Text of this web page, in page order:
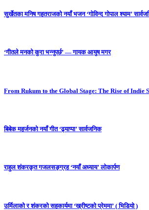
सुर्खेतका मनिष गहतराजको नयाँ भजन ‘गोविन्द गोपाल श्याम’
‘गीतले मनको कुरा भन्नुपर्छ’ — गायक आयुष मगर
From Rukum to the Global Stage: The Rise of Indie
बिबेक महर्जनको नयाँ गीत ‘ढ्याप्पा’ सार्वजनिक
राहुल शंकरकृत गजलसङ्ग्रह ‘नयाँ अध्याय’ लोकार्पण
उर्मिलाको र शंकरको सहकार्यमा ‘ख्रीष्टको प्रेममा’ ( भिडियो )